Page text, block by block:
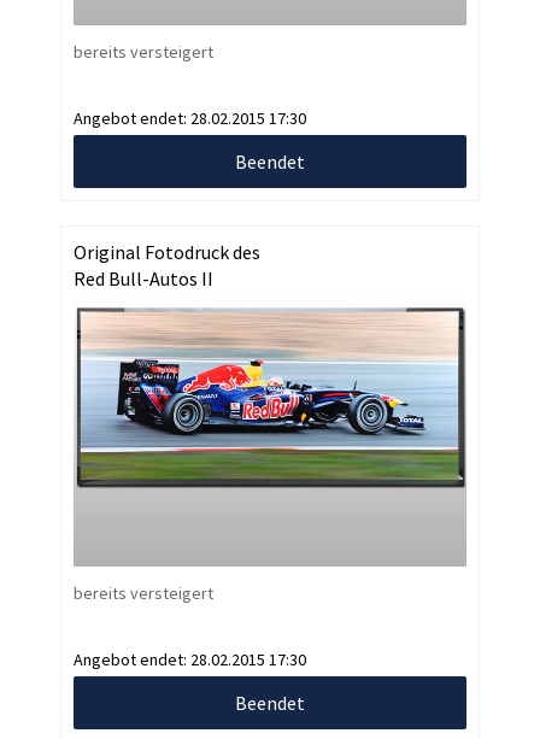
bereits versteigert
Angebot endet: 28.02.2015 17:30
Beendet
Original Fotodruck des
Red Bull-Autos II
bereits versteigert
Angebot endet: 28.02.2015 17:30
Beendet